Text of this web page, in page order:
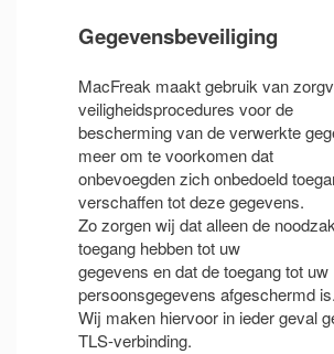
Gegevensbeveiliging
MacFreak maakt gebruik van
veiligheidsprocedures voor de
bescherming van de verwerkte
meer om te voorkomen dat
onbevoegden zich onbedoeld
verschaffen tot deze gegevens.
Zo zorgen wij dat alleen de
toegang hebben tot uw
gegevens en dat de toegang tot uw
persoonsgegevens afgeschermd is.
Wij maken hiervoor in ieder geval
TLS-verbinding.